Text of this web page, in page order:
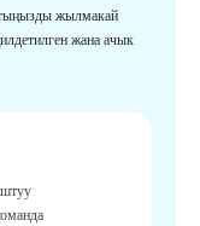
жылмакай
жана ачык